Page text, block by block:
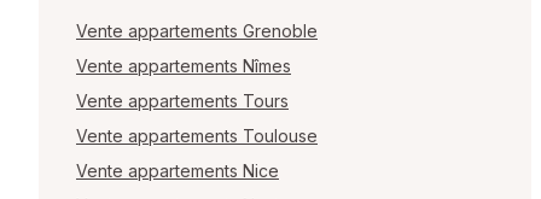
Vente appartements Grenoble
Vente appartements Nîmes
Vente appartements Tours
Vente appartements Toulouse
Vente appartements Nice